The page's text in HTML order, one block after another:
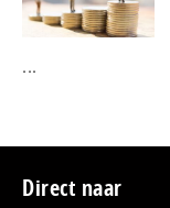
...
Footer
Direct naar